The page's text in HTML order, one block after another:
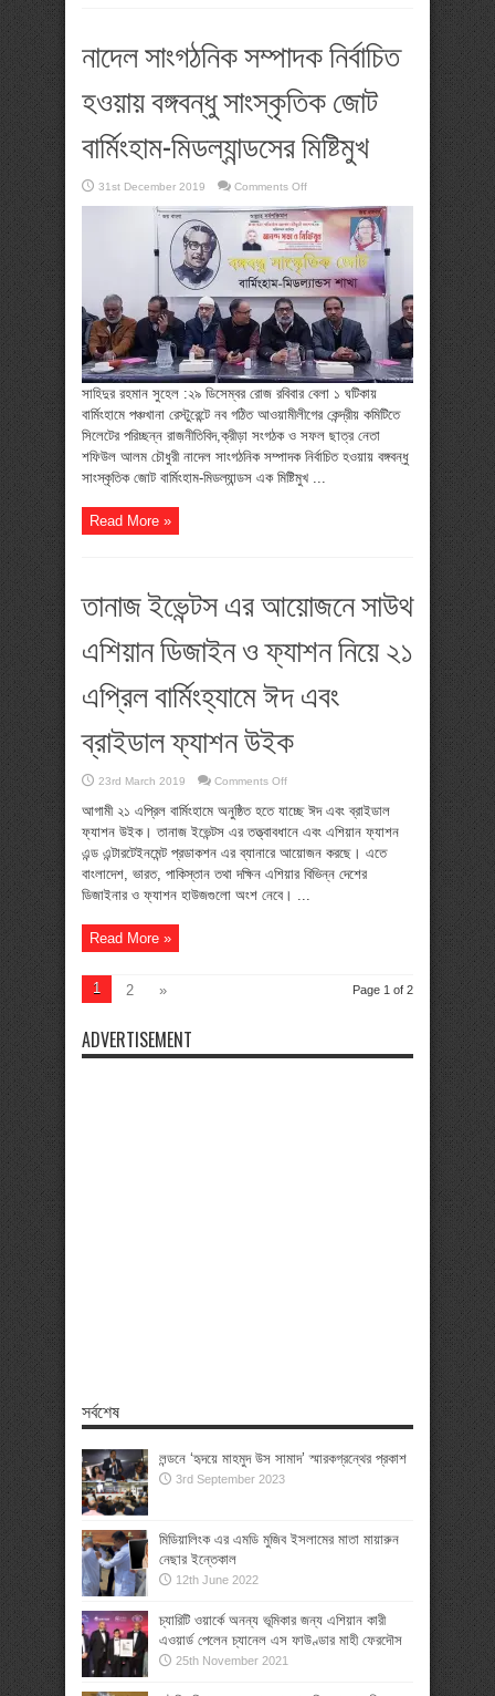
নাদেল সাংগঠনিক সম্পাদক নির্বাচিত
হওয়ায় বঙ্গবন্ধু সাংস্কৃতিক জোট
বার্মিংহাম-মিডল্যান্ডসের মিষ্টিমুখ
31st December 2019 Comments Offon
সাংগঠনিক
সম্পাদক
নির্বাচিত
হওয়ায়
বঙ্গবন্ধু
সাংস্কৃতিক
জোট
বার্মিংহাম-
মিডল্যান্ডসের
মিষ্টিমুখ
সাহিদুর রহমান সুহেল :২৯ ডিসেম্বর রোজ রবিবার বেলা ১ ঘটিকায়
বার্মিংহামে পঞ্চখানা রেস্টুরেন্টে নব গঠিত আওয়ামীলীগের কেন্দ্রীয় কমিটিতে
সিলেটের পরিচ্ছন্ন রাজনীতিবিদ,ক্রীড়া সংগঠক ও সফল ছাত্র নেতা
শফিউল আলম চৌধুরী নাদেল সাংগঠনিক সম্পাদক নির্বাচিত হওয়ায় বঙ্গবন্ধু
সাংস্কৃতিক জোট বার্মিংহাম-মিডল্যান্ডস এক মিষ্টিমুখ ...
Read More »
তানাজ ইভেন্টস এর আয়োজনে সাউথ
এশিয়ান ডিজাইন ও ফ্যাশন নিয়ে ২১
এপ্রিল বার্মিংহ্যামে ঈদ এবং
ব্রাইডাল ফ্যাশন উইক
23rd March 2019 Comments Offon
ইভেন্টস
এর
আয়োজনে
এশিয়ান
ডিজাইন
ফ্যাশন
আগামী ২১ এপ্রিল বার্মিংহামে অনুষ্ঠিত হতে যাচ্ছে ঈদ এবং ব্রাইডাল
ফ্যাশন উইক। তানাজ ইভেন্টস এর তত্ত্বাবধানে এবং এশিয়ান ফ্যাশন
এন্ড এন্টারটেইনমেন্ট প্রডাকশন এর ব্যানারে আয়োজন করছে। এতে
বাংলাদেশ, ভারত, পাকিস্তান তথা দক্ষিন এশিয়ার বিভিন্ন দেশের
ডিজাইনার ও ফ্যাশন হাউজগুলো অংশ নেবে। ...
Read More »
Page 1 of 2
1 2 »
ADVERTISEMENT
সর্বশেষ
লন্ডনে ‘হৃদয়ে মাহমুদ উস সামাদ’ স্মারকগ্রন্থের প্রকাশ
3rd September 2023
মিডিয়ালিংক এর এমডি মুজিব ইসলামের মাতা মায়ারুন
নেছার ইন্তেকাল
12th June 2022
চ্যারিটি ওয়ার্কে অনন্য ভূমিকার জন্য এশিয়ান কারী
এওয়ার্ড পেলেন চ্যানেল এস ফাউণ্ডার মাহী ফেরদৌস
25th November 2021